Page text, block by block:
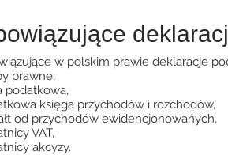
w polskim prawie deklaracje
prawne,
podatkowa,
księga przychodów i rozchodów,
od przychodów ewidencjonowanych,
VAT,
akcyzy.